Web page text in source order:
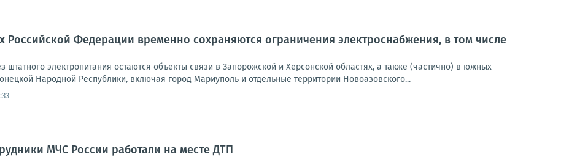
Российской Федерации временно сохраняются ограничения электроснабжения, в том числе
штатного электропитания остаются объекты связи в Запорожской и Херсонской областях, а также (частично) в южных
Народной Республики, включая город Мариуполь и отдельные территории Новоазовского...
МЧС России работали на месте ДТП